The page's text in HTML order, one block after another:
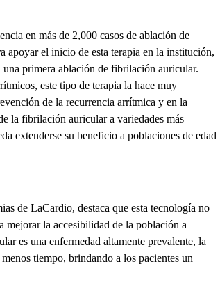
en más de 2,000 casos de ablación de
el inicio de esta terapia en la institución,
una primera ablación de fibrilación auricular.
este tipo de terapia la hace muy
de la recurrencia arrítmica y en la
la fibrilación auricular a variedades más
extenderse su beneficio a poblaciones de edad
de LaCardio, destaca que esta tecnología no
mejorar la accesibilidad de la población a
es una enfermedad altamente prevalente, la
tiempo, brindando a los pacientes un